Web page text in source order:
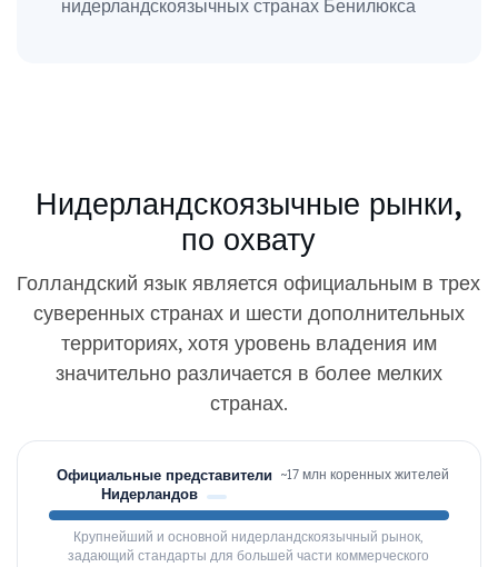
нидерландскоязычных странах Бенилюкса
Нидерландскоязычные рынки,
по охвату
Голландский язык является официальным в трех
суверенных странах и шести дополнительных
территориях, хотя уровень владения им
значительно различается в более мелких
странах.
Официальные представители
Нидерландов
~17 млн ​​коренных жителей
Крупнейший и основной нидерландскоязычный рынок,
задающий стандарты для большей части коммерческого